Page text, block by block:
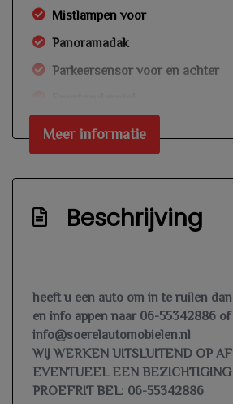
Mistlampen voor
Panoramadak
Parkeersensor voor en achter
Treeplanken
Trekhaak
Overige
Anti blokkeer systeem
Brake assist system
Elektronisch stabiliteits
Hoofd airbag(s) achter
Hoofd airbag(s) voor
Meer informatie
Beschrijving
heeft u een auto om in te ruilen
en info appen naar 06-55342886
info@soerelautomobielen.nl
WIJ WERKEN UITSLUITEND OP
EVENTUEEL EEN
PROEFRIT BEL: 06-55342886